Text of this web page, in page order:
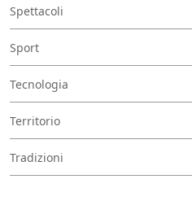
Spettacoli
Sport
Tecnologia
Territorio
Tradizioni